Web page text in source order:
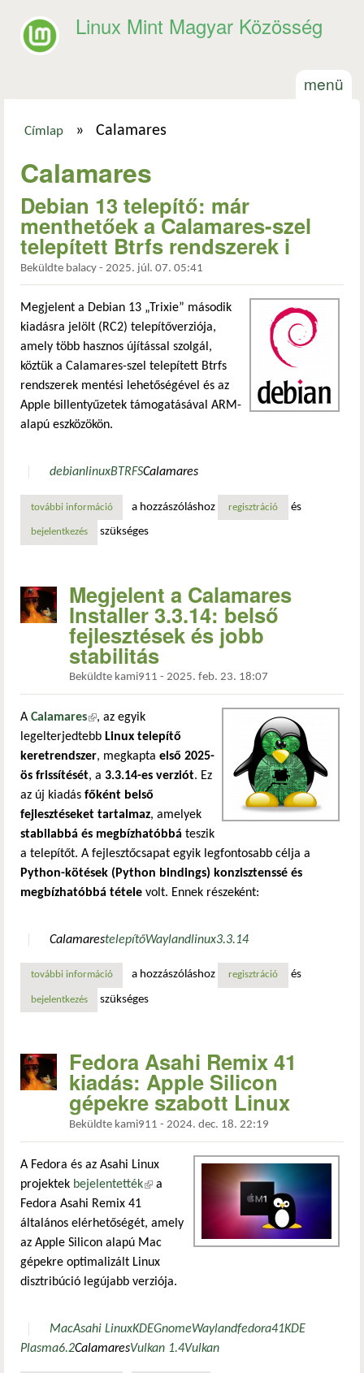
Linux Mint Magyar Közösség
menü
Címlap » Calamares
Calamares
Debian 13 telepítő: már
menthetőek a Calamares-szel
telepített Btrfs rendszerek i
Beküldte balacy - 2025. júl. 07. 05:41
Megjelent a Debian 13 „Trixie” második
kiadásra jelölt (RC2) telepítőverziója,
amely több hasznos újítással szolgál,
köztük a Calamares-szel telepített Btrfs
rendszerek mentési lehetőségével és az
Apple billentyűzetek támogatásával ARM-
alapú eszközökön.
debianlinuxBTRFSCalamares
további információdebian 13 telepítő: már menthetőek a calamares-szel
a hozzászóláshoz regisztráció és
bejelentkezés szükséges
Megjelent a Calamares
Installer 3.3.14: belső
fejlesztések és jobb
stabilitás
Beküldte kami911 - 2025. feb. 23. 18:07
A Calamares(külső hivatkozás)
, az egyik
legelterjedtebb Linux telepítő
keretrendszer, megkapta első 2025-
ös frissítését, a 3.3.14-es verziót. Ez
az új kiadás főként belső
fejlesztéseket tartalmaz, amelyek
stabilabbá és megbízhatóbbá teszik
a telepítőt. A fejlesztőcsapat egyik legfontosabb célja a
Python-kötések (Python bindings) konzisztenssé és
megbízhatóbbá tétele volt. Ennek részeként:
CalamarestelepítőWaylandlinux3.3.14
további információmegjelent a calamares installer 3.3.14: belső fejlesztések
a hozzászóláshoz regisztráció és
bejelentkezés szükséges
Fedora Asahi Remix 41
kiadás: Apple Silicon
gépekre szabott Linux
Beküldte kami911 - 2024. dec. 18. 22:19
A Fedora és az Asahi Linux
projektek bejelentették(külső hivatkozás)
a
Fedora Asahi Remix 41
általános elérhetőségét, amely
az Apple Silicon alapú Mac
gépekre optimalizált Linux
disztribúció legújabb verziója.
MacAsahi LinuxKDEGnomeWaylandfedora41KDE
Plasma6.2CalamaresVulkan 1.4Vulkan